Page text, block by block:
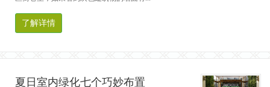
了解详情
夏日室内绿化七个巧妙布置